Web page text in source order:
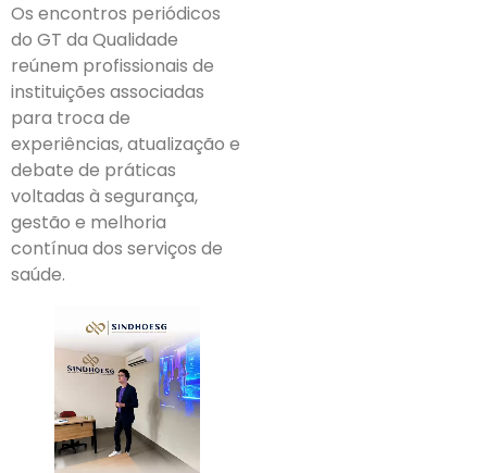
Os encontros periódicos
do GT da Qualidade
reúnem profissionais de
instituições associadas
para troca de
experiências, atualização e
debate de práticas
voltadas à segurança,
gestão e melhoria
contínua dos serviços de
saúde.